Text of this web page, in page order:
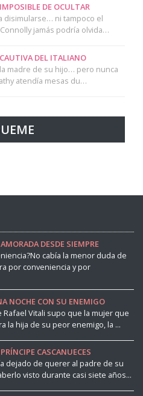
DE OCULTAR
disimularse… ni tampoco el
jamás podría olvida…
DEL ITALIANO
madre de su hijo… pero nunca
atendía mesas du…
DESDE SIEMPRE
cabía la menor duda de
por conveniencia y por
NOCHE CON SU ENEMIGO
Rafael Vitali supo que la mujer que
la hija de su peor enemigo, la ...
CASCANUECES
dejado de querer al padre de su
visto durante casi siete años...